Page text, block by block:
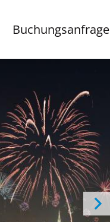
Buchungsanfrage